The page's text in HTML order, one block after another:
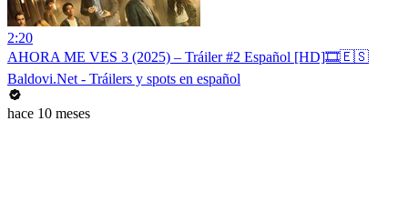
2:20
AHORA ME VES 3 (2025) – Tráiler #2 Español [HD]🎞️🇪🇸
Baldovi.Net - Tráilers y spots en español
hace 10 meses